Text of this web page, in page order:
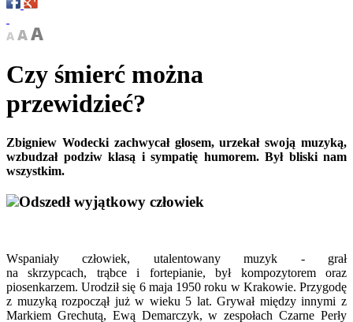
Czy śmierć można
przewidzieć?
Zbigniew Wodecki zachwycał głosem, urzekał swoją muzyką,
wzbudzał podziw klasą i sympatię humorem. Był bliski nam
wszystkim.
Odszedł wyjątkowy człowiek
Wspaniały człowiek, utalentowany muzyk - grał
na skrzypcach, trąbce i fortepianie, był kompozytorem oraz
piosenkarzem. Urodził się 6 maja 1950 roku w Krakowie. Przygodę
z muzyką rozpoczął już w wieku 5 lat. Grywał między innymi z
Markiem Grechutą, Ewą Demarczyk, w zespołach Czarne Perły